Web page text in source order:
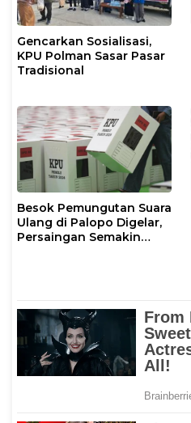
Gencarkan Sosialisasi,
KPU Polman Sasar Pasar
Tradisional
Besok Pemungutan Suara
Ulang di Palopo Digelar,
Persaingan Semakin